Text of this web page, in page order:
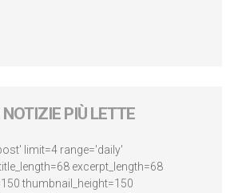
NOTIZIE PIÙ LETTE
limit=4 range='daily'
excerpt_length=68
thumbnail_height=150